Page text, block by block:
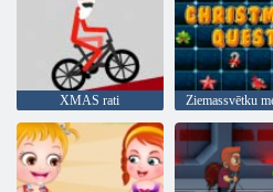
XMAS rati